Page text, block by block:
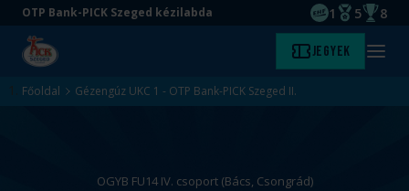
Ugrás
tartalomra
Ugrás
aljára
OTP Bank-PICK Szeged kézilabda
EHF
1
Magyar
5 8
Kezdőlap Jegyek Menü
Főoldal Gézengúz UKC 1 - OTP Bank-PICK Szeged II.
OGYB FU14 IV. csoport (Bács, Csongrád)